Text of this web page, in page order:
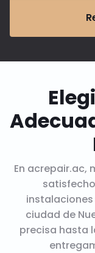
En acrepair.ac,
instalaciones
ciudad de
precisa hasta